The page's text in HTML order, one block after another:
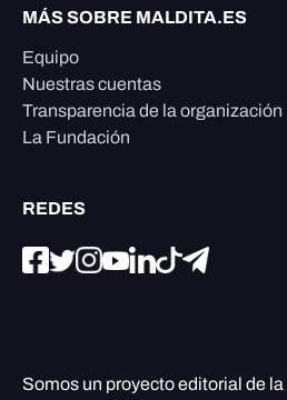
MÁS SOBRE MALDITA.ES
Equipo
Nuestras cuentas
Transparencia de la organización
La Fundación
REDES
Somos un proyecto editorial de la